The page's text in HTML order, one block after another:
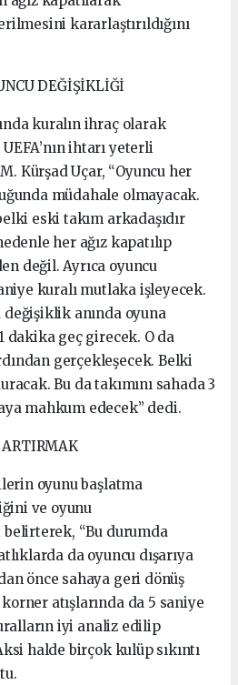
kararlaştırıldığını
DEĞİŞİKLİĞİ
kuralın ihraç olarak
ihtarı yeterli
Kürşad Uçar, “Oyuncu her
müdahale olmayacak.
eski takım arkadaşıdır
her ağız kapatılıp
değil. Ayrıca oyuncu
kuralı mutlaka işleyecek.
anında oyuna
dakika geç girecek. O da
gerçekleşecek. Belki
Bu da takımını sahada 3
mahkum edecek” dedi.
oyunu başlatma
ve oyunu
“Bu durumda
da oyuncu dışarıya
önce sahaya geri dönüş
atışlarında da 5 saniye
iyi analiz edilip
halde birçok kulüp sıkıntı